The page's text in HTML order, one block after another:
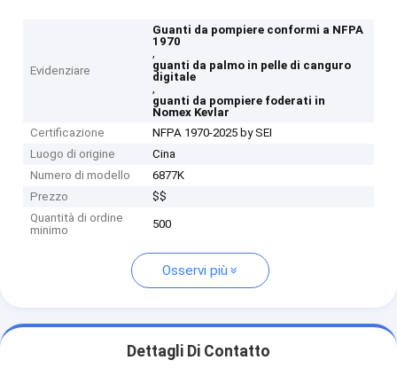
Evidenziare
Guanti da pompiere conformi a NFPA
1970
,
guanti da palmo in pelle di canguro
digitale
,
guanti da pompiere foderati in
Nomex Kevlar
Certificazione
NFPA 1970-2025 by SEI
Luogo di origine
Cina
Numero di modello
6877K
Prezzo
$$
Quantità di ordine
minimo
500
Osservi più
Dettagli Di Contatto